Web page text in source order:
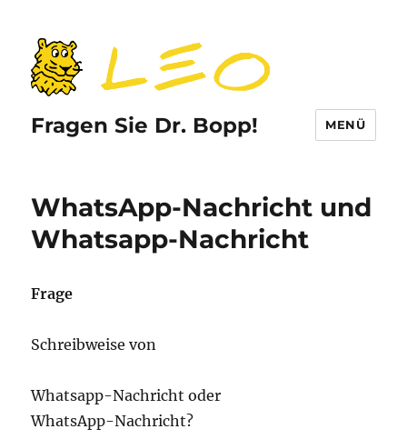
Fragen Sie Dr. Bopp! MENÜ
WhatsApp-Nachricht und
Whatsapp-Nachricht
Frage
Schreibweise von
Whatsapp-Nachricht oder
WhatsApp-Nachricht?